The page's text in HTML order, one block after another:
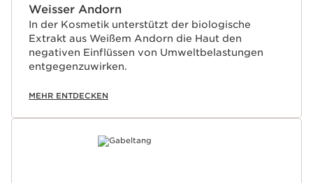
Weisser Andorn
In der Kosmetik unterstützt der biologische
Extrakt aus Weißem Andorn die Haut den
negativen Einflüssen von Umweltbelastungen
entgegenzuwirken.
MEHR ENTDECKEN